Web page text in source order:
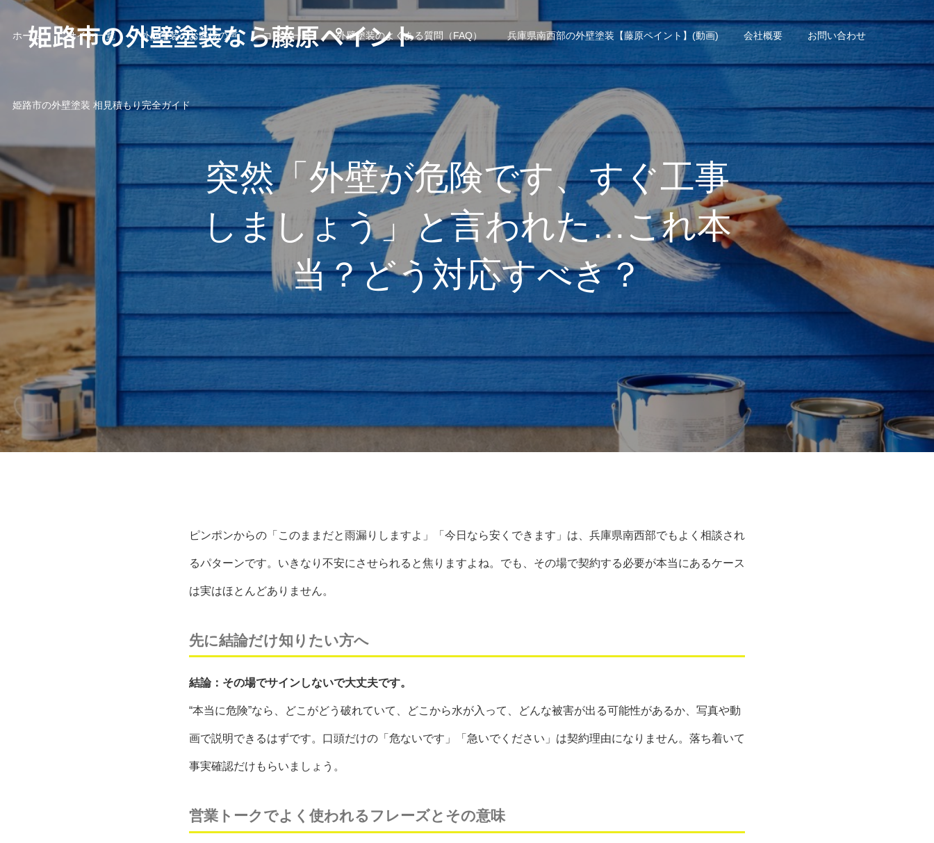
姫路市の外壁塗装なら藤原ペイント
ホーム サイト一覧 外壁塗装のお客様の声 コラム一覧 外壁塗装のよくある質問（FAQ） 兵庫県南西部の外壁塗装【藤原ペイント】(動画) 会社概要 お問い合わせ
姫路市の外壁塗装 相見積もり完全ガイド
突然「外壁が危険です、すぐ工事
しましょう」と言われた…これ本
当？どう対応すべき？
ピンポンからの「このままだと雨漏りしますよ」「今日なら安くできます」は、兵庫県南西部でもよく相談され
るパターンです。いきなり不安にさせられると焦りますよね。でも、その場で契約する必要が本当にあるケース
は実はほとんどありません。
先に結論だけ知りたい方へ
結論：その場でサインしないで大丈夫です。
“本当に危険”なら、どこがどう破れていて、どこから水が入って、どんな被害が出る可能性があるか、写真や動
画で説明できるはずです。口頭だけの「危ないです」「急いでください」は契約理由になりません。落ち着いて
事実確認だけもらいましょう。
営業トークでよく使われるフレーズとその意味